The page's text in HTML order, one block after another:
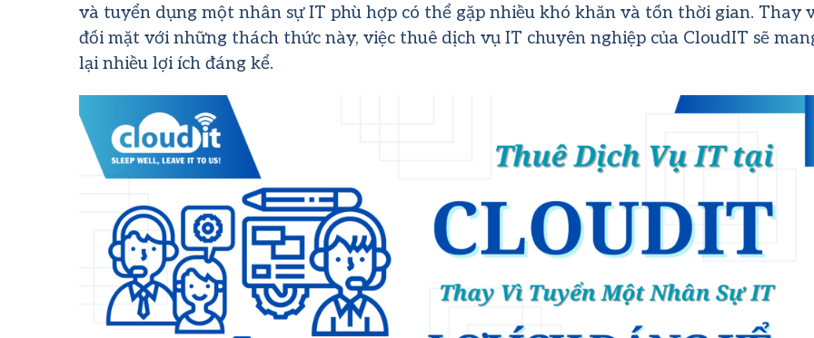
và tuyển dụng một nhân sự IT phù hợp có thể gặp nhiều khó khăn và tốn thời gian. Thay
đối mặt với những thách thức này, việc thuê dịch vụ IT chuyên nghiệp của CloudIT sẽ
lại nhiều lợi ích đáng kể.